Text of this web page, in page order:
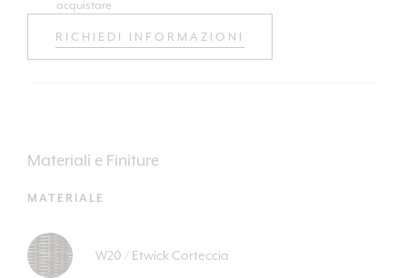
acquistare
RICHIEDI INFORMAZIONI
Materiali e Finiture
MATERIALE
W20 / Etwick Corteccia